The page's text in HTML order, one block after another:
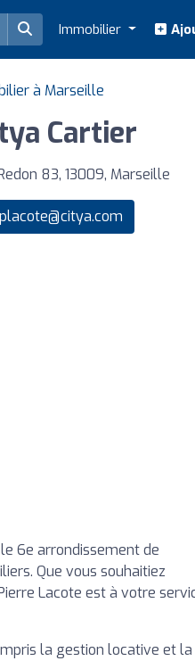
Immobilier
à Marseille
Cartier
83, 13009, Marseille
placote@citya.com
6e arrondissement de
Que vous souhaitiez
Lacote est à votre
la gestion locative et la